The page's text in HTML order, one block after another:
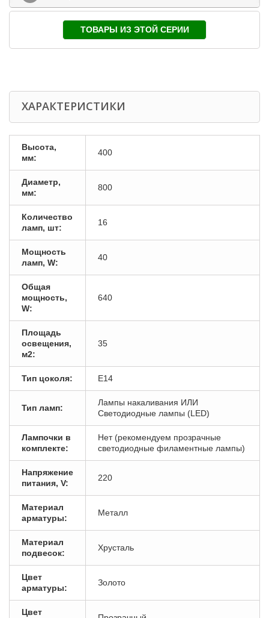
ТОВАРЫ ИЗ ЭТОЙ СЕРИИ
ХАРАКТЕРИСТИКИ
Высота,
мм:
400
Диаметр,
мм:
800
Количество
ламп, шт:
16
Мощность
ламп, W:
40
Общая
мощность,
W:
640
Площадь
освещения,
м2:
35
Тип цоколя: E14
Тип ламп:
Лампы накаливания ИЛИ
Светодиодные лампы (LED)
Лампочки в
комплекте:
Нет (рекомендуем прозрачные
светодиодные филаментные лампы)
Напряжение
питания, V:
220
Материал
арматуры:
Металл
Материал
подвесок:
Хрусталь
Цвет
арматуры:
Золото
Цвет